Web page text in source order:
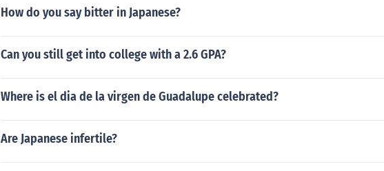
How do you say bitter in Japanese?
Can you still get into college with a 2.6 GPA?
Where is el dia de la virgen de Guadalupe celebrated?
Are Japanese infertile?